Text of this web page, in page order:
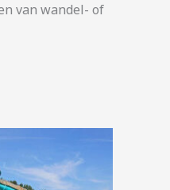
van wandel- of